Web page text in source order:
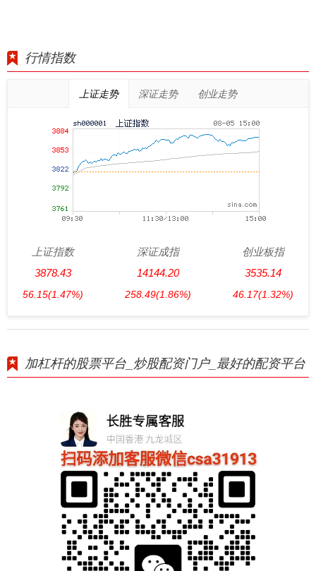
行情指数
上证走势 深证走势 创业走势
上证指数
3878.43
56.15(1.47%)
深证成指
14144.20
258.49(1.86%)
创业板指
3535.14
46.17(1.32%)
加杠杆的股票平台_炒股配资门户_最好的配资平台